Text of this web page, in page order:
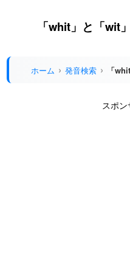
「whit」と「wit
ホーム 発音検索 「
スポン